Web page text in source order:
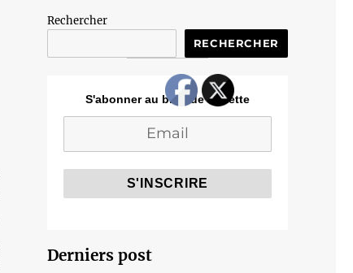
Rechercher
RECHERCHER
S'abonner au blog de Cozette
Derniers post